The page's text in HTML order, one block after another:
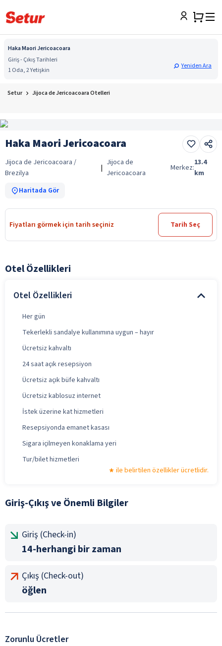
Haka Maori Jericoacoara
Giriş - Çıkış Tarihleri
1 Oda, 2 Yetişkin
Yeniden Ara
Setur Jijoca de Jericoacoara Otelleri
Haka Maori Jericoacoara
Jijoca de Jericoacoara /
Brezilya
|
Jijoca de
Jericoacoara
Merkez:
13.4
km
Haritada Gör
Fiyatları görmek için tarih seçiniz Tarih Seç
Otel Özellikleri
Otel Özellikleri
Her gün
Tekerlekli sandalye kullanımına uygun – hayır
Ücretsiz kahvaltı
24 saat açık resepsiyon
Ücretsiz açık büfe kahvaltı
Ücretsiz kablosuz internet
İstek üzerine kat hizmetleri
Resepsiyonda emanet kasası
Sigara içilmeyen konaklama yeri
Tur/bilet hizmetleri
ile belirtilen özellikler ücretlidir.
Giriş-Çıkış ve Önemli Bilgiler
Giriş (Check-in)
14-herhangi bir zaman
Çıkış (Check-out)
öğlen
Zorunlu Ücretler